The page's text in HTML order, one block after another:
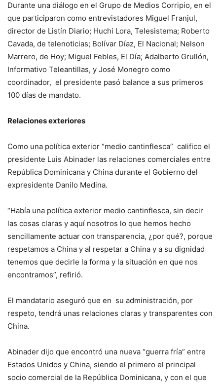
Durante una diálogo en el Grupo de Medios Corripio, en el
que participaron como entrevistadores Miguel Franjul,
director de Listín Diario; Huchi Lora, Telesistema; Roberto
Cavada, de telenoticias; Bolívar Díaz, El Nacional; Nelson
Marrero, de Hoy; Miguel Febles, El Día; Adalberto Grullón,
Informativo Teleantillas, y José Monegro como
coordinador, el presidente pasó balance a sus primeros
100 días de mandato.
Relaciones exteriores
Como una política exterior “medio cantinflesca” califico el
presidente Luis Abinader las relaciones comerciales entre
República Dominicana y China durante el Gobierno del
expresidente Danilo Medina.
“Había una política exterior medio cantinflesca, sin decir
las cosas claras y aquí nosotros lo que hemos hecho
sencillamente actuar con transparencia, ¿por qué?, porque
respetamos a China y al respetar a China y a su dignidad
tenemos que decirle la forma y la situación en que nos
encontramos”, refirió.
El mandatario aseguró que en su administración, por
respeto, tendrá unas relaciones claras y transparentes con
China.
Abinader dijo que encontró una nueva “guerra fría” entre
Estados Unidos y China, siendo el primero el principal
socio comercial de la República Dominicana, y con el que